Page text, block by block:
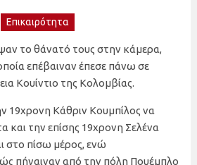
Επικαιρότητα
το θάνατό τους στην κάμερα,
επέβαιναν έπεσε πάνω σε
Κουίντιο της Κολομβίας.
19χρονη Κάθριν Κουμπίλος να
και την επίσης 19χρονη Σελένα
στο πίσω μέρος, ενώ
πήγαιναν από την πόλη Πουέμπλο